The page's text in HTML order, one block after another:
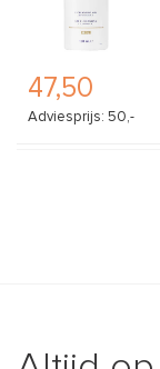
47,50
Adviesprijs: 50,-